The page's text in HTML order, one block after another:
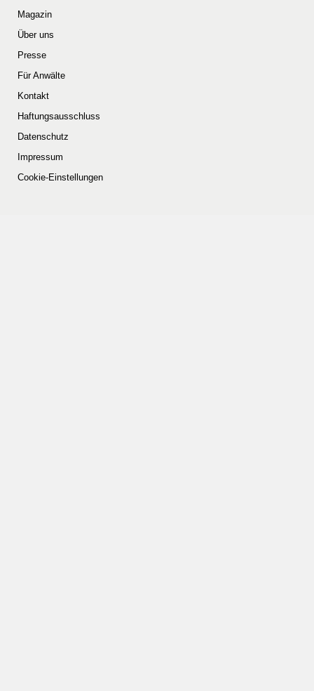
Magazin
Über uns
Presse
Für Anwälte
Kontakt
Haftungsausschluss
Datenschutz
Impressum
Cookie-Einstellungen